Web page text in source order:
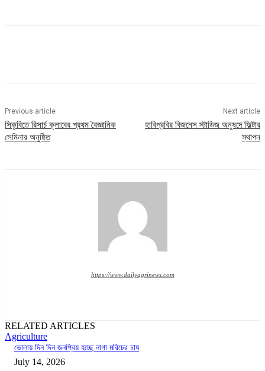
Previous article
সিকৃবিতে রিসার্চ ক্লাবের প্রথম বৈজ্ঞানিক
সেমিনার অনুষ্ঠিত
Next article
হাবিপ্রবির বিজনেস স্টাডিজ অনুষদে ফিল্টার
স্থাপন
https://www.dailyagrinews.com
RELATED ARTICLES
Agriculture
ভোলায় দিন দিন জনপ্রিয় হচ্ছে নাগা মরিচের চাষ
July 14, 2026